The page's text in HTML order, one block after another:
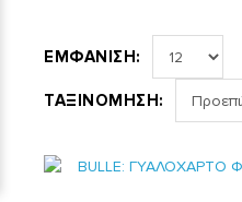
ΕΜΦΑΝΙΣΗ:
ΤΑΞΙΝΟΜΗΣΗ: